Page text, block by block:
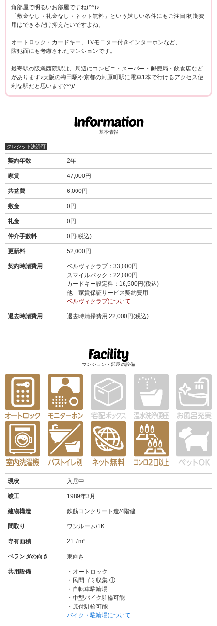
角部屋で明るいお部屋ですね(^^)♪
「敷金なし・礼金なし・ネット無料」という嬉しい条件にもご注目!初期費
用はできるだけ抑えたいですよね。
オートロック・カードキー、TVモニター付きインターホンなど、
防犯面にも考慮されたマンションです。
最寄駅の阪急西院駅は、周辺にコンビニ・スーパー・郵便局・飲食店など
があります♪大阪の梅田駅や京都の河原町駅に電車1本で行けるアクセス便
利な駅だと思います(^^)/
基本情報
クレジット決済可
契約年数 2年
家賃 47,000円
共益費 6,000円
敷金 0円
礼金 0円
仲介手数料 0円(税込)
更新料 52,000円
契約時諸費用
ベルヴィクラブ：33,000円
スマイルパック：22,000円
カードキー設定料：16,500円(税込)
他 家賃保証サービス契約費用
ベルヴィクラブについて
退去時諸費用 退去時清掃費用:22,000円(税込)
マンション・部屋の設備
現状 入居中
竣工 1989年3月
建物構造 鉄筋コンクリート造/4階建
間取り ワンルーム/1K
専有面積 21.7m²
ベランダの向き 東向き
共用設備
オートロック
民間ゴミ収集 ⓘ
自転車駐輪場
中型バイク駐輪可能
原付駐輪可能
バイク・駐輪場について